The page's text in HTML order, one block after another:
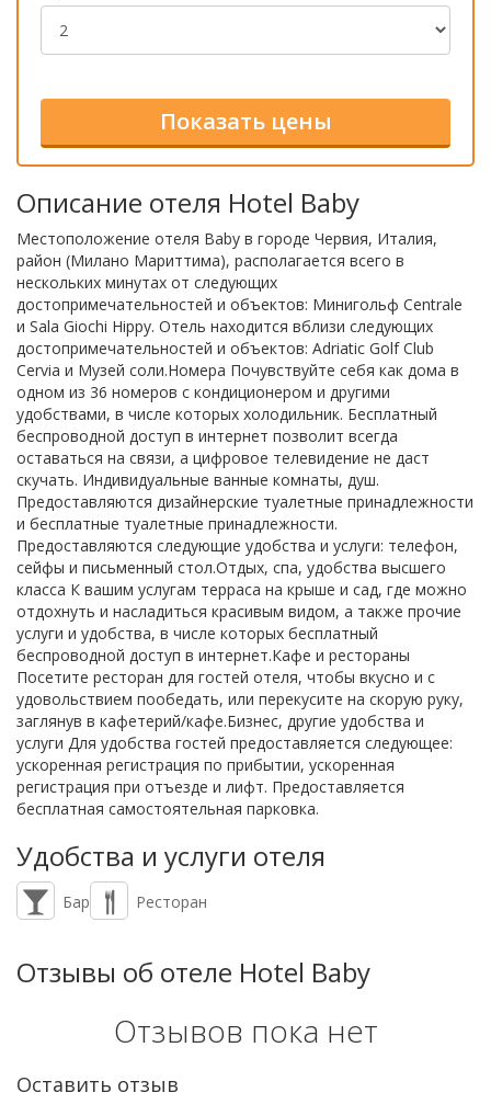
Описание отеля Hotel Baby
Местоположение отеля Baby в городе Червия, Италия,
район (Милано Мариттима), располагается всего в
нескольких минутах от следующих
достопримечательностей и объектов: Минигольф Centrale
и Sala Giochi Hippy. Отель находится вблизи следующих
достопримечательностей и объектов: Adriatic Golf Club
Cervia и Музей соли.Номера Почувствуйте себя как дома в
одном из 36 номеров с кондиционером и другими
удобствами, в числе которых холодильник. Бесплатный
беспроводной доступ в интернет позволит всегда
оставаться на связи, а цифровое телевидение не даст
скучать. Индивидуальные ванные комнаты, душ.
Предоставляются дизайнерские туалетные принадлежности
и бесплатные туалетные принадлежности.
Предоставляются следующие удобства и услуги: телефон,
сейфы и письменный стол.Отдых, спа, удобства высшего
класса К вашим услугам терраса на крыше и сад, где можно
отдохнуть и насладиться красивым видом, а также прочие
услуги и удобства, в числе которых бесплатный
беспроводной доступ в интернет.Кафе и рестораны
Посетите ресторан для гостей отеля, чтобы вкусно и с
удовольствием пообедать, или перекусите на скорую руку,
заглянув в кафетерий/кафе.Бизнес, другие удобства и
услуги Для удобства гостей предоставляется следующее:
ускоренная регистрация по прибытии, ускоренная
регистрация при отъезде и лифт. Предоставляется
бесплатная самостоятельная парковка.
Удобства и услуги отеля
Бар Ресторан
Отзывы об отеле Hotel Baby
Отзывов пока нет
Оставить отзыв